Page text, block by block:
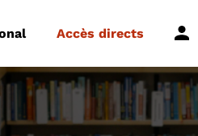
Accès directs